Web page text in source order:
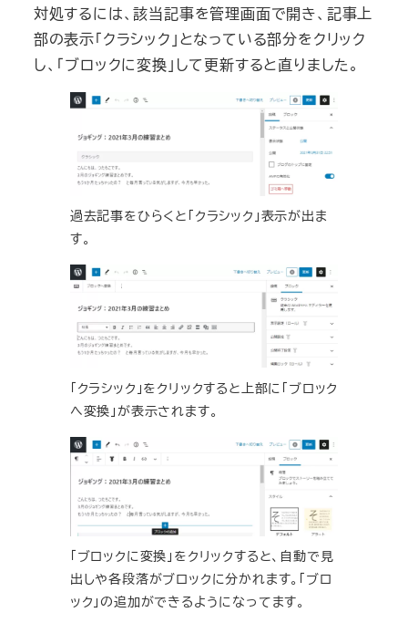
対処するには、該当記事を管理画面で開き、記事上
部の表示「クラシック」となっている部分をクリック
し、「ブロックに変換」して更新すると直りました。
過去記事をひらくと「クラシック」表示が出ま
す。
「クラシック」をクリックすると上部に「ブロック
へ変換」が表示されます。
「ブロックに変換」をクリックすると、自動で見
出しや各段落がブロックに分かれます。「ブロ
ック」の追加ができるようになってます。